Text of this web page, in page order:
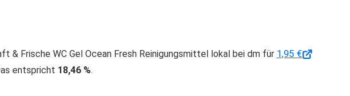
& Frische WC Gel Ocean Fresh Reinigungsmittel lokal bei dm für 1,95 €
entspricht 18,46 %.